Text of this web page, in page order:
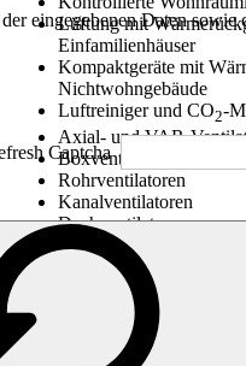
Lüftung mit
Einfamilienhäuser
Kompaktgeräte mit
Nichtwohngebäude
Luftreiniger und CO2-
Axial- und VAR-
Boxventilatoren
Rohrventilatoren
Kanalventilatoren
Dachventilatoren
Entrauchung,
Impulsventilatoren
Explosionsgeschützte
Messen. Steuern. Regeln.
Luftbehandlung
Mechanisches Zubehör
eingegebenen Daten sowie